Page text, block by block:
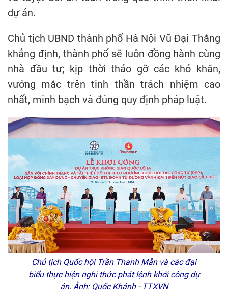
dự án.
Chủ tịch UBND thành phố Hà Nội Vũ Đại Thắng
khẳng định, thành phố sẽ luôn đồng hành cùng
nhà đầu tư; kịp thời tháo gỡ các khó khăn,
vướng mắc trên tinh thần trách nhiệm cao
nhất, minh bạch và đúng quy định pháp luật.
Chủ tịch Quốc hội Trần Thanh Mẫn và các đại
biểu thực hiện nghi thức phát lệnh khởi công dự
án. Ảnh: Quốc Khánh - TTXVN